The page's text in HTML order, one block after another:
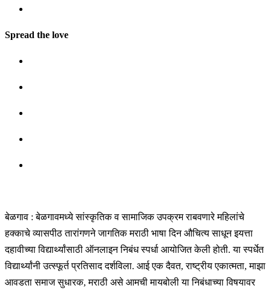
Spread the love
बेळगाव : बेळगावमध्ये सांस्कृतिक व सामाजिक उपक्रम राबवणारे महिलांचे
हक्काचे व्यासपीठ तारांगणने जागतिक मराठी भाषा दिन औचित्य साधून इयत्ता
दहावीच्या विद्यार्थ्यांसाठी ऑनलाइन निबंध स्पर्धा आयोजित केली होती. या स्पर्धेत
विद्यार्थ्यांनी उत्स्फूर्त प्रतिसाद दर्शविला. आई एक दैवत, राष्ट्रीय एकात्मता, माझा
आवडता समाज सुधारक, मराठी असे आमची मायबोली या निबंधाच्या विषयावर